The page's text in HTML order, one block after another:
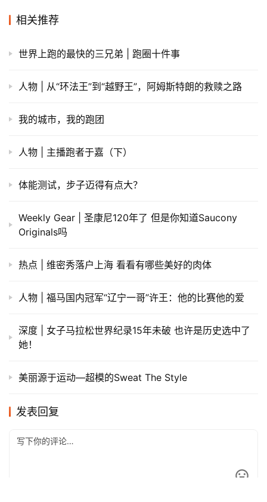
相关推荐
世界上跑的最快的三兄弟 | 跑圈十件事
人物 | 从“环法王”到“越野王”，阿姆斯特朗的救赎之路
我的城市，我的跑团
人物 | 主播跑者于嘉（下）
体能测试，步子迈得有点大？
Weekly Gear | 圣康尼120年了 但是你知道Saucony
Originals吗
热点 | 维密秀落户上海 看看有哪些美好的肉体
人物 | 福马国内冠军“辽宁一哥”许王：他的比赛他的爱
深度 | 女子马拉松世界纪录15年未破 也许是历史选中了
她！
美丽源于运动—超模的Sweat The Style
发表回复